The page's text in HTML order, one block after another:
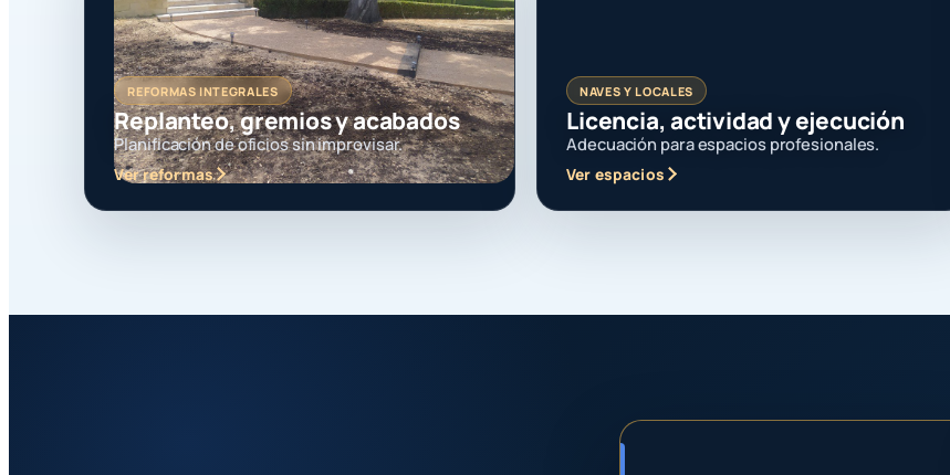
REFORMAS INTEGRALES
Replanteo, gremios y acabados
Planificación de oficios sin improvisar.
Ver reformas
NAVES Y LOCALES
Licencia, actividad y ejecución
Adecuación para espacios profesionales.
Ver espacios